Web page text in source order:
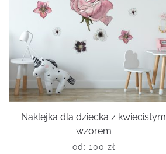
Naklejka dla dziecka z kwiecistym
wzorem
od: 100 zł